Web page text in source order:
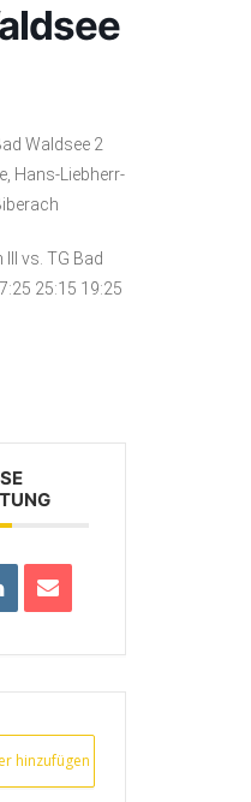
Waldsee 2
Hans-Liebherr-
vs. TG Bad
25:15 19:25
hinzufügen